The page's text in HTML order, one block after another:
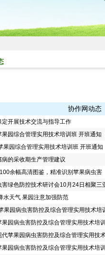
协作网动态
定开展技术交流与指导工作
园综合管理实用技术培训班 开班通知
果园综合管理实用技术培训班 开班通知
病的采收期生产管理建议
余幅高清图鉴，精准识别苹果病虫害
绿色防控技术研讨会10月24日相聚三
水天气 果园注意加强防范
果园病虫害防控及综合管理实用技术培
果园病虫害防控及综合管理实用技术培
代苹果园病虫害防控及综合管理实用技
果园病虫害防控及综合管理实用技术培